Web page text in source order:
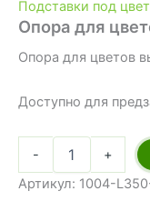
Подставки под
Опора для
Опора для цветов
Доступно для
- +
Артикул: 1004-